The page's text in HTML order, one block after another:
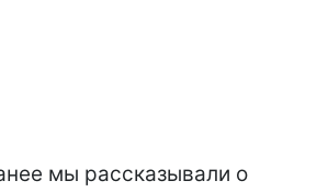
мы рассказывали о